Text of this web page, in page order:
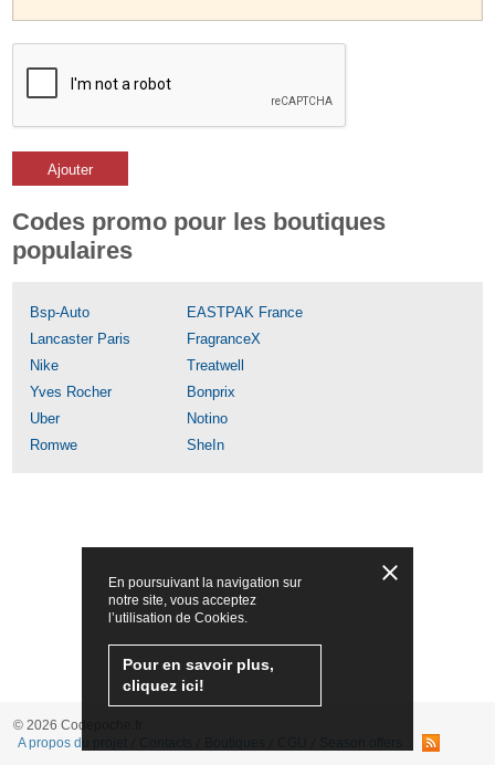
Ajouter
Codes promo pour les boutiques
populaires
Bsp-Auto
EASTPAK France
Lancaster Paris
FragranceX
Nike
Treatwell
Yves Rocher
Bonprix
Uber
Notino
Romwe
SheIn
© 2026 Codepoche.fr
A propos du projet
En poursuivant la navigation sur
notre site, vous acceptez
l’utilisation de Cookies.
Pour en savoir plus,
cliquez ici!